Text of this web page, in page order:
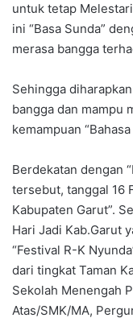
untuk tetap
ini “Basa Sunda”
merasa bangga
Sehingga
bangga dan mampu
kemampuan
Berdekatan dengan
tersebut, tanggal 16
Kabupaten Garut”.
Hari Jadi Kab.Garut
“Festival R-K
dari tingkat Taman
Sekolah Menengah
Atas/SMK/MA,